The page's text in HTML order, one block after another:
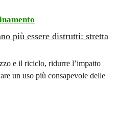
più essere distrutti: stretta
e il riciclo, ridurre l’impatto
un uso più consapevole delle